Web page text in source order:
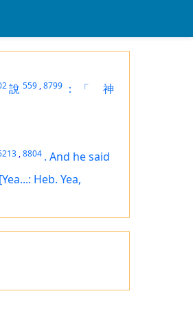
說 559 ,8799 ： 「 神
,8804 . And he said
[Yea...: Heb. Yea,